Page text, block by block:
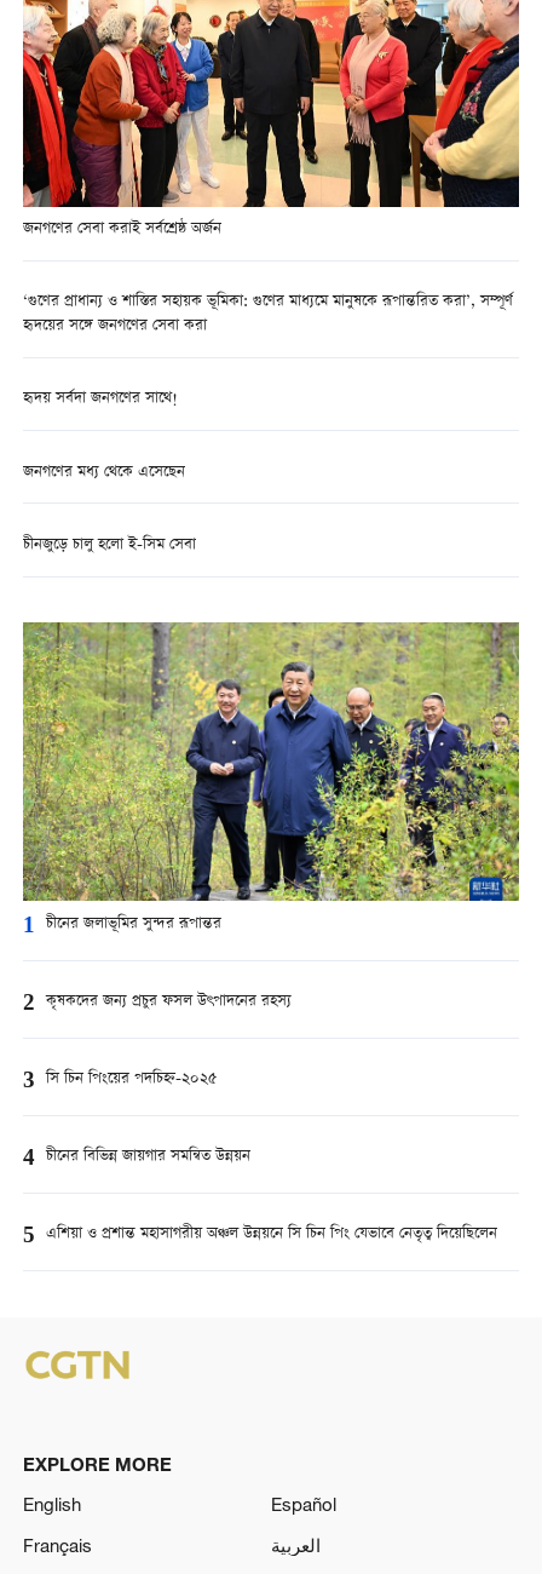
জনগণের সেবা করাই সর্বশ্রেষ্ঠ অর্জন
‘গুণের প্রাধান্য ও শাস্তির সহায়ক ভূমিকা: গুণের মাধ্যমে মানুষকে রূপান্তরিত করা’, সম্পূর্ণ
হৃদয়ের সঙ্গে জনগণের সেবা করা
হৃদয় সর্বদা জনগণের সাথে!
জনগণের মধ্য থেকে এসেছেন
চীনজুড়ে চালু হলো ই-সিম সেবা
1 চীনের জলাভূমির সুন্দর রূপান্তর
2 কৃষকদের জন্য প্রচুর ফসল উৎপাদনের রহস্য
3 সি চিন পিংয়ের পদচিহ্ন-২০২৫
4 চীনের বিভিন্ন জায়গার সমন্বিত উন্নয়ন
5 এশিয়া ও প্রশান্ত মহাসাগরীয় অঞ্চল উন্নয়নে সি চিন পিং যেভাবে নেতৃত্ব দিয়েছিলেন
EXPLORE MORE
English
Español
Français
العربية